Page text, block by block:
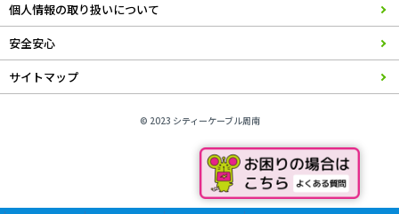
個人情報の取り扱いについて
安全安心
サイトマップ
© 2023 シティーケーブル周南